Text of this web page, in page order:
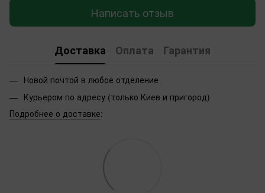
Написать отзыв
Доставка Оплата Гарантия
Новой почтой в любое отделение
Курьером по адресу (только Киев и пригород)
Подробнее о доставке: